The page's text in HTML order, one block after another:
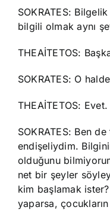
SOKRATES:
bilgili olmak aynı
THEAİTETOS:
SOKRATES: O
THEAİTETOS: Evet.
SOKRATES: Ben
endişeliydim.
olduğunu
net bir şeyler
kim başlamak
yaparsa,